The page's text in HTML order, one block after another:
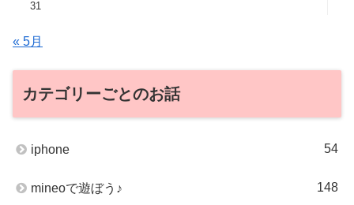
31
« 5月
カテゴリーごとのお話
iphone 54
mineoで遊ぼう♪ 148